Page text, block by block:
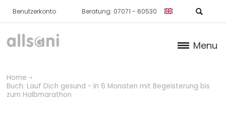
Benutzerkonto Beratung: 07071 - 60530
Menu
Books (German)
Home
Buch: Lauf Dich gesund - In 6 Monaten mit Begeisterung bis
zum Halbmarathon